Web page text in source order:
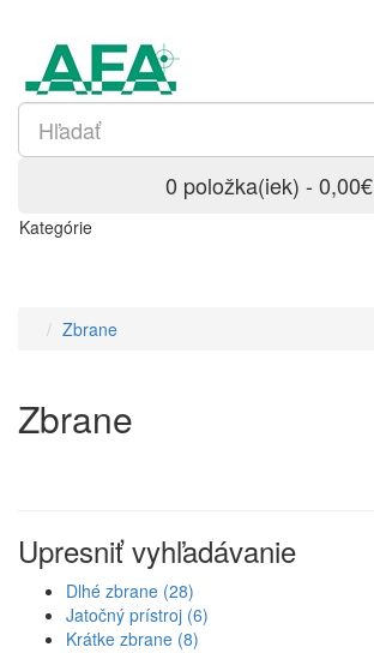
0 položka(iek) - 0,00€
Kategórie
Zbrane
Zbrane
Upresniť vyhľadávanie
Dlhé zbrane (28)
Jatočný prístroj (6)
Krátke zbrane (8)